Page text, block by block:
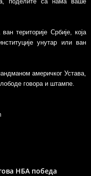
територије Србије, којa
унутар или ван
америчког Устава,
говора и штампе.
НБА победа